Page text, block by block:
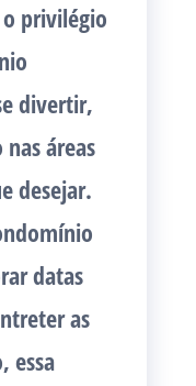
privilégio
divertir,
áreas
desejar.
datas
as
essa